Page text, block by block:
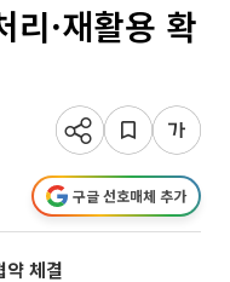
리·재활용 확
구글 선호매체 추가
약 체결